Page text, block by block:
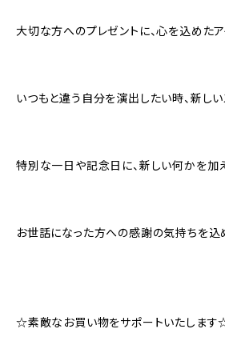
大切な方へのプレゼントに、心を込めたア
いつもと違う自分を演出したい時、新しい
特別な一日や記念日に、新しい何かを加
お世話になった方への感謝の気持ちを込
☆素敵なお買い物をサポートいたします